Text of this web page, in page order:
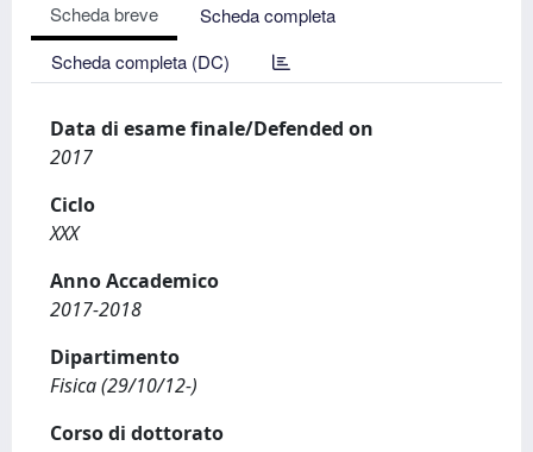
Scheda breve
Scheda completa
Scheda completa (DC)
Data di esame finale/Defended on
2017
Ciclo
XXX
Anno Accademico
2017-2018
Dipartimento
Fisica (29/10/12-)
Corso di dottorato